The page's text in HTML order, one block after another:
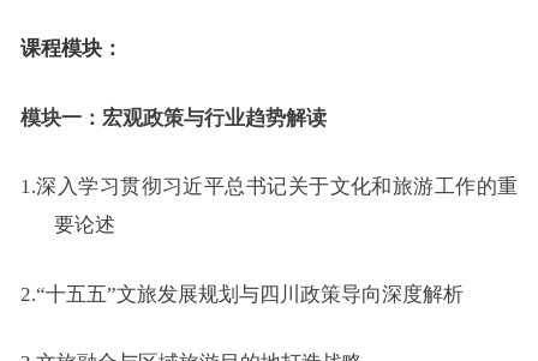
课程模块：
模块一：宏观政策与行业趋势解读
1.深入学习贯彻习近平总书记关于文化和旅游工作的重
要论述
2.“十五五”文旅发展规划与四川政策导向深度解析